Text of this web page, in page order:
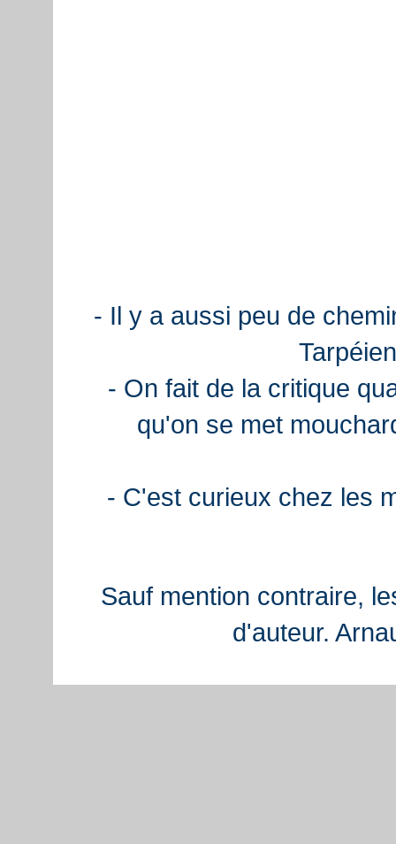
- Il y a aussi peu de
- On fait de la critique
qu'on se met
- C'est curieux chez les
Sauf mention contraire,
d'auteur.